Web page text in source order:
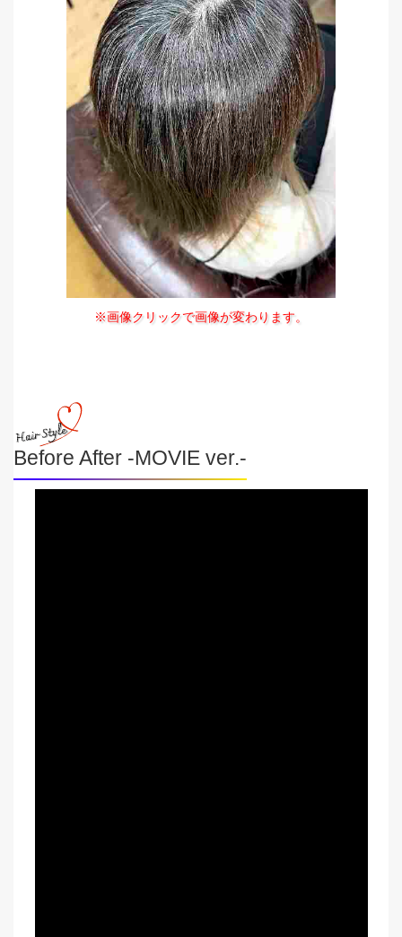
※画像クリックで画像が変わります。
Before After -MOVIE ver.-